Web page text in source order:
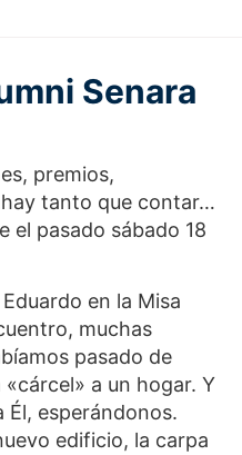
Senara
premios,
tanto que contar…
el pasado sábado 18
en la Misa
muchas
pasado de
a un hogar. Y
Él, esperándonos.
edificio, la carpa